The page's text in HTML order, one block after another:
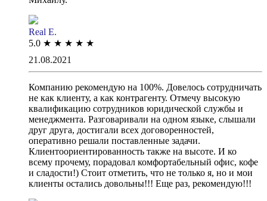
Real E.
5.0 ★ ★ ★ ★ ★
21.08.2021
Компанию рекомендую на 100%. Довелось сотрудничать
не как клиенту, а как контрагенту. Отмечу высокую
квалификацию сотрудников юридической службы и
менеджмента. Разговаривали на одном языке, слышали
друг друга, достигали всех договоренностей,
оперативно решали поставленные задачи.
Клиентоориентированность также на высоте. И ко
всему прочему, порадовал комфортабельный офис, кофе
и сладости!) Стоит отметить, что не только я, но и мои
клиенты остались довольны!!! Еще раз, рекомендую!!!